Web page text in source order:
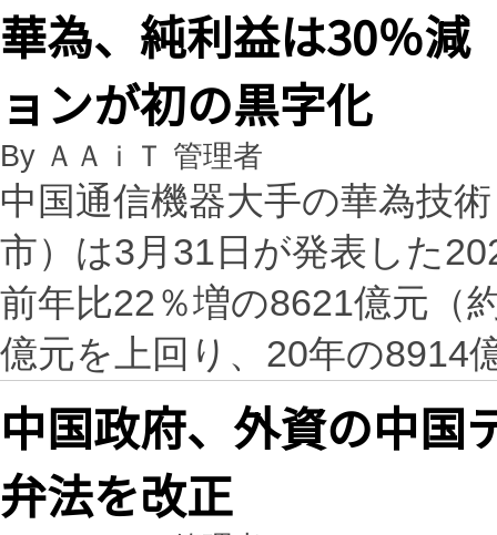
華為、純利益は30％
ョンが初の黒字化
By ＡＡｉＴ 管理者
中国通信機器大手の華為技
市）は3月31日が発表した
前年比22％増の8621億元（
億元を上回り、20年の8914
中国政府、外資の中国
弁法を改正